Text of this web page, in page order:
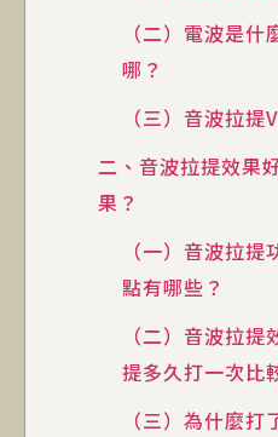
（二）電波是
哪？
（三）音波拉
二、音波拉提效果
果？
（一）音波拉
點有哪些？
（二）音波拉
提多久打一次比
（三）為什麼